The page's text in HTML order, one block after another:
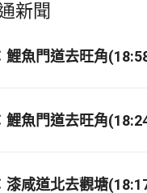
新聞
鯉魚門道去旺角
鯉魚門道去旺角
漆咸道北去觀塘